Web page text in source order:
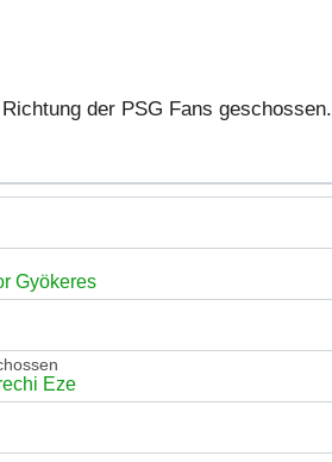
der PSG Fans geschossen.
Gyökeres
Eze